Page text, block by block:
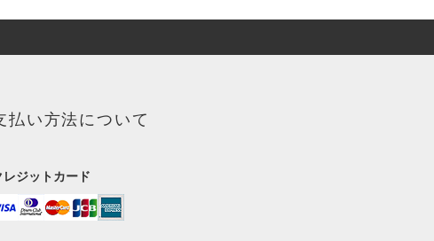
払い方法について
レジットカード